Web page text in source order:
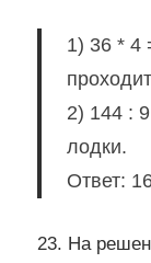
1) 36 * 4
2) 144 :
лодки.
Ответ:
23. На